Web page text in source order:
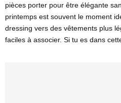
pièces porter pour être élégante
printemps est souvent le moment
dressing vers des vêtements plus
faciles à associer. Si tu es dans